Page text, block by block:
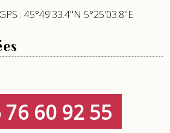
: 45°49'33.4"N 5°25'03.8"E
76 60 92 55